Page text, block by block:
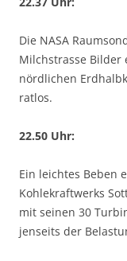
Die NASA
Milchstrasse Bilder
nördlichen
ratlos.
22.50 Uhr:
Ein leichtes Beben
Kohlekraftwerks
mit seinen 30
jenseits der